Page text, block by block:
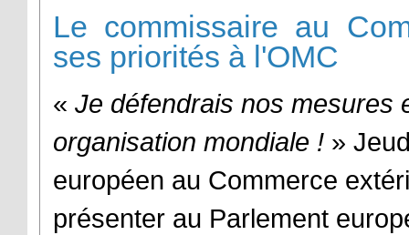
Le commissaire au
ses priorités à l'OMC
« Je défendrais nos mesures
organisation mondiale ! »
européen au Commerce
présenter au Parlement